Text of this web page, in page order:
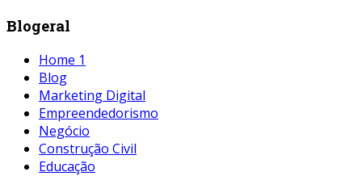
Blogeral
Home 1
Blog
Marketing Digital
Empreendedorismo
Negócio
Construção Civil
Educação